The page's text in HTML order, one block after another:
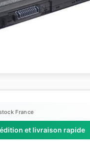
et livraison rapide
France